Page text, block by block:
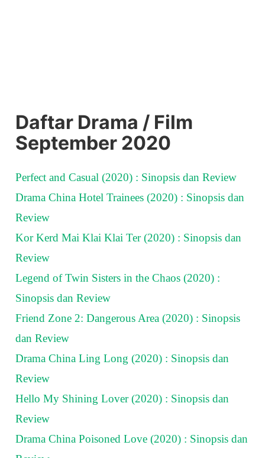
Daftar Drama / Film
September 2020
Perfect and Casual (2020) : Sinopsis dan Review
Drama China Hotel Trainees (2020) : Sinopsis dan
Review
Kor Kerd Mai Klai Klai Ter (2020) : Sinopsis dan
Review
Legend of Twin Sisters in the Chaos (2020) :
Sinopsis dan Review
Friend Zone 2: Dangerous Area (2020) : Sinopsis
dan Review
Drama China Ling Long (2020) : Sinopsis dan
Review
Hello My Shining Lover (2020) : Sinopsis dan
Review
Drama China Poisoned Love (2020) : Sinopsis dan